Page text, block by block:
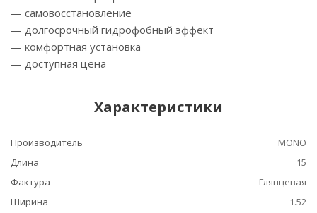
— самовосстановление
— долгосрочный гидрофобный эффект
— комфортная установка
— доступная цена
Характеристики
Производитель
MONO
Длина
15
Фактура
Глянцевая
Ширина
1.52